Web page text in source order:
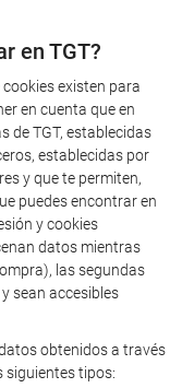
en TGT?
existen para
en cuenta que en
de TGT, establecidas
establecidas por
y que te permiten,
puedes encontrar en
y cookies
datos mientras
las segundas
sean accesibles
obtenidos a través
siguientes tipos: